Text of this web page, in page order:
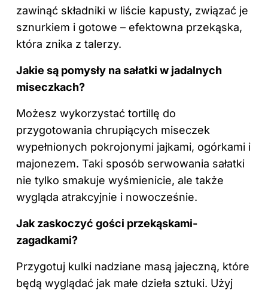
zawinąć składniki w liście kapusty, związać je
sznurkiem i gotowe – efektowna przekąska,
która znika z talerzy.
Jakie są pomysły na sałatki w jadalnych
miseczkach?
Możesz wykorzystać tortillę do
przygotowania chrupiących miseczek
wypełnionych pokrojonymi jajkami, ogórkami i
majonezem. Taki sposób serwowania sałatki
nie tylko smakuje wyśmienicie, ale także
wygląda atrakcyjnie i nowocześnie.
Jak zaskoczyć gości przekąskami-
zagadkami?
Przygotuj kulki nadziane masą jajeczną, które
będą wyglądać jak małe dzieła sztuki. Użyj